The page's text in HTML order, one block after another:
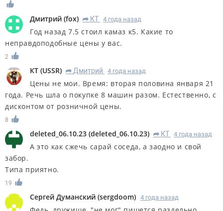
Дмитрий (fox) R КT 4 года назад
Год назад 7.5 стоил камаз к5. Какие то
неправдоподобные цены у вас.
2
КT (USSR) R Дмитрий 4 года назад
Цены не мои. Время: вторая половина января 21
года. Речь шла о покупке 8 машин разом. Естественно, с
дисконтом от розничной цены.
8
deleted_06.10.23 (deleted_06.10.23) R КT 4 года назад
А это как сжечь сарай соседа, а заодно и свой
забор.
Типа приятно.
19
Сергей Думанский (sergdoom) 4 года назад